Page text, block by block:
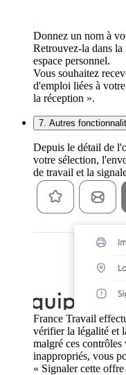
Donnez un nom à
Retrouvez-la dans
espace personnel.
Vous souhaitez
d'emploi liées à
la réception ».
7. Autres
Depuis le détail de
votre sélection,
de travail et la
France Travail
vérifier la légalité et
malgré ces contrôles
inappropriés, vous
« Signaler cette offre